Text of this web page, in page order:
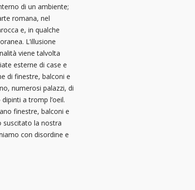
di un ambiente;
romana, nel
e, in qualche
L’illusione
viene talvolta
esterne di case e
di finestre, balconi e
numerosi palazzi, di
a tromp l’oeil.
finestre, balconi e
suscitato la nostra
con disordine e